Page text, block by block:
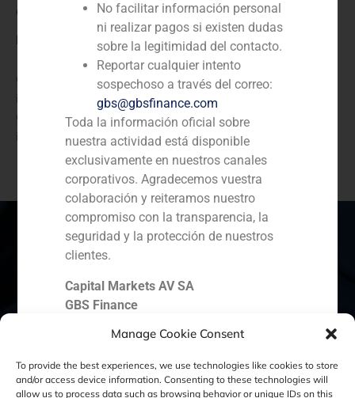
Manage Cookie Consent
To provide the best experiences, we use technologies like cookies to store
and/or access device information. Consenting to these technologies will
allow us to process data such as browsing behavior or unique IDs on this
Corporate Finance,Industria
Descripción
GBS Finance asesora al Fondo Iberis Greytech II en su
inversión en Cunha Soares, conjuntamente con
Constructel Visabeira, importante grupo europeo de
ingeniería.
Ecuador
No facilitar información personal
ni realizar pagos si existen dudas
sobre la legitimidad del contacto.
Reportar cualquier intento
sospechoso a través del correo:
gbs@gbsfinance.com
Toda la información oficial sobre
nuestra actividad está disponible
exclusivamente en nuestros canales
corporativos. Agradecemos vuestra
colaboración y reiteramos nuestro
compromiso con la transparencia, la
seguridad y la protección de nuestros
clientes.
Capital Markets AV SA
GBS Finance